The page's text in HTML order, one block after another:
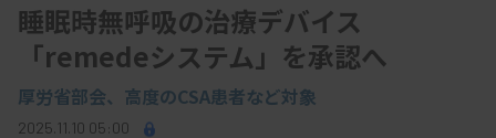
睡眠時無呼吸の治療デバイス
「remedeシステム」を承認へ
厚労省部会、 高度のCSA患者など対象
2025.11.10 05:00